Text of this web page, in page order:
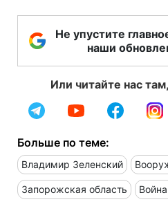
Не упустите
наши
Или читайте нас
Больше по теме:
Владимир Зеленский
Запорожская область